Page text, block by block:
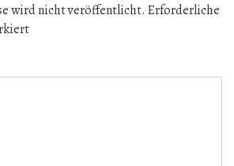
wird nicht veröffentlicht. Erforderliche